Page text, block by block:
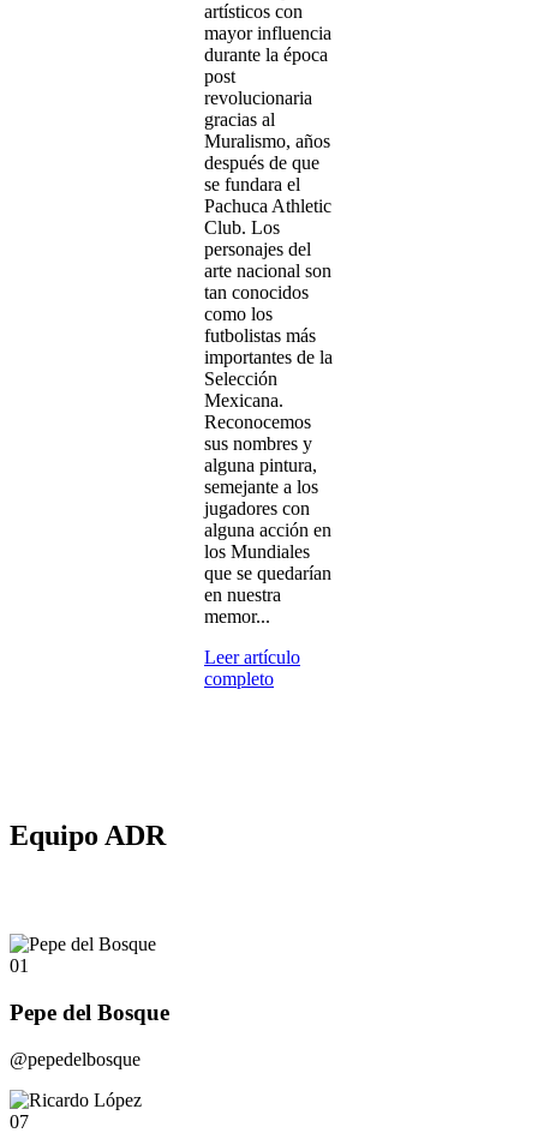
artísticos con
mayor influencia
durante la época
post
revolucionaria
gracias al
Muralismo, años
después de que
se fundara el
Pachuca Athletic
Club. Los
personajes del
arte nacional son
tan conocidos
como los
futbolistas más
importantes de la
Selección
Mexicana.
Reconocemos
sus nombres y
alguna pintura,
semejante a los
jugadores con
alguna acción en
los Mundiales
que se quedarían
en nuestra
memor...
Leer artículo
completo
Equipo ADR
01
Pepe del Bosque
@pepedelbosque
07